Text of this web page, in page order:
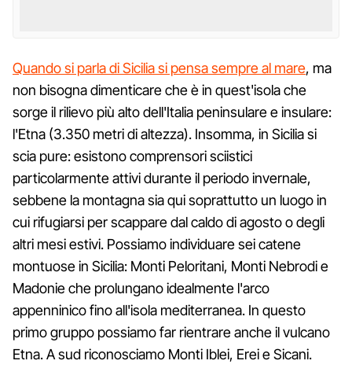
Quando si parla di Sicilia si pensa sempre al mare, ma
non bisogna dimenticare che è in quest'isola che
sorge il rilievo più alto dell'Italia peninsulare e insulare:
l'Etna (3.350 metri di altezza). Insomma, in Sicilia si
scia pure: esistono comprensori sciistici
particolarmente attivi durante il periodo invernale,
sebbene la montagna sia qui soprattutto un luogo in
cui rifugiarsi per scappare dal caldo di agosto o degli
altri mesi estivi. Possiamo individuare sei catene
montuose in Sicilia: Monti Peloritani, Monti Nebrodi e
Madonie che prolungano idealmente l'arco
appenninico fino all'isola mediterranea. In questo
primo gruppo possiamo far rientrare anche il vulcano
Etna. A sud riconosciamo Monti Iblei, Erei e Sicani.